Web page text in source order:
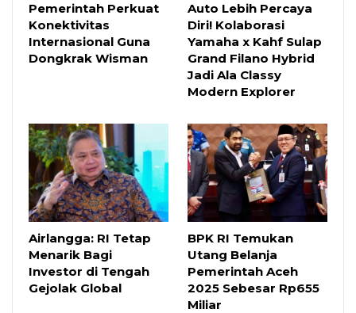
Pemerintah Perkuat
Konektivitas
Internasional Guna
Dongkrak Wisman
Auto Lebih Percaya
Diri! Kolaborasi
Yamaha x Kahf Sulap
Grand Filano Hybrid
Jadi Ala Classy
Modern Explorer
Airlangga: RI Tetap
Menarik Bagi
Investor di Tengah
Gejolak Global
BPK RI Temukan
Utang Belanja
Pemerintah Aceh
2025 Sebesar Rp655
Miliar